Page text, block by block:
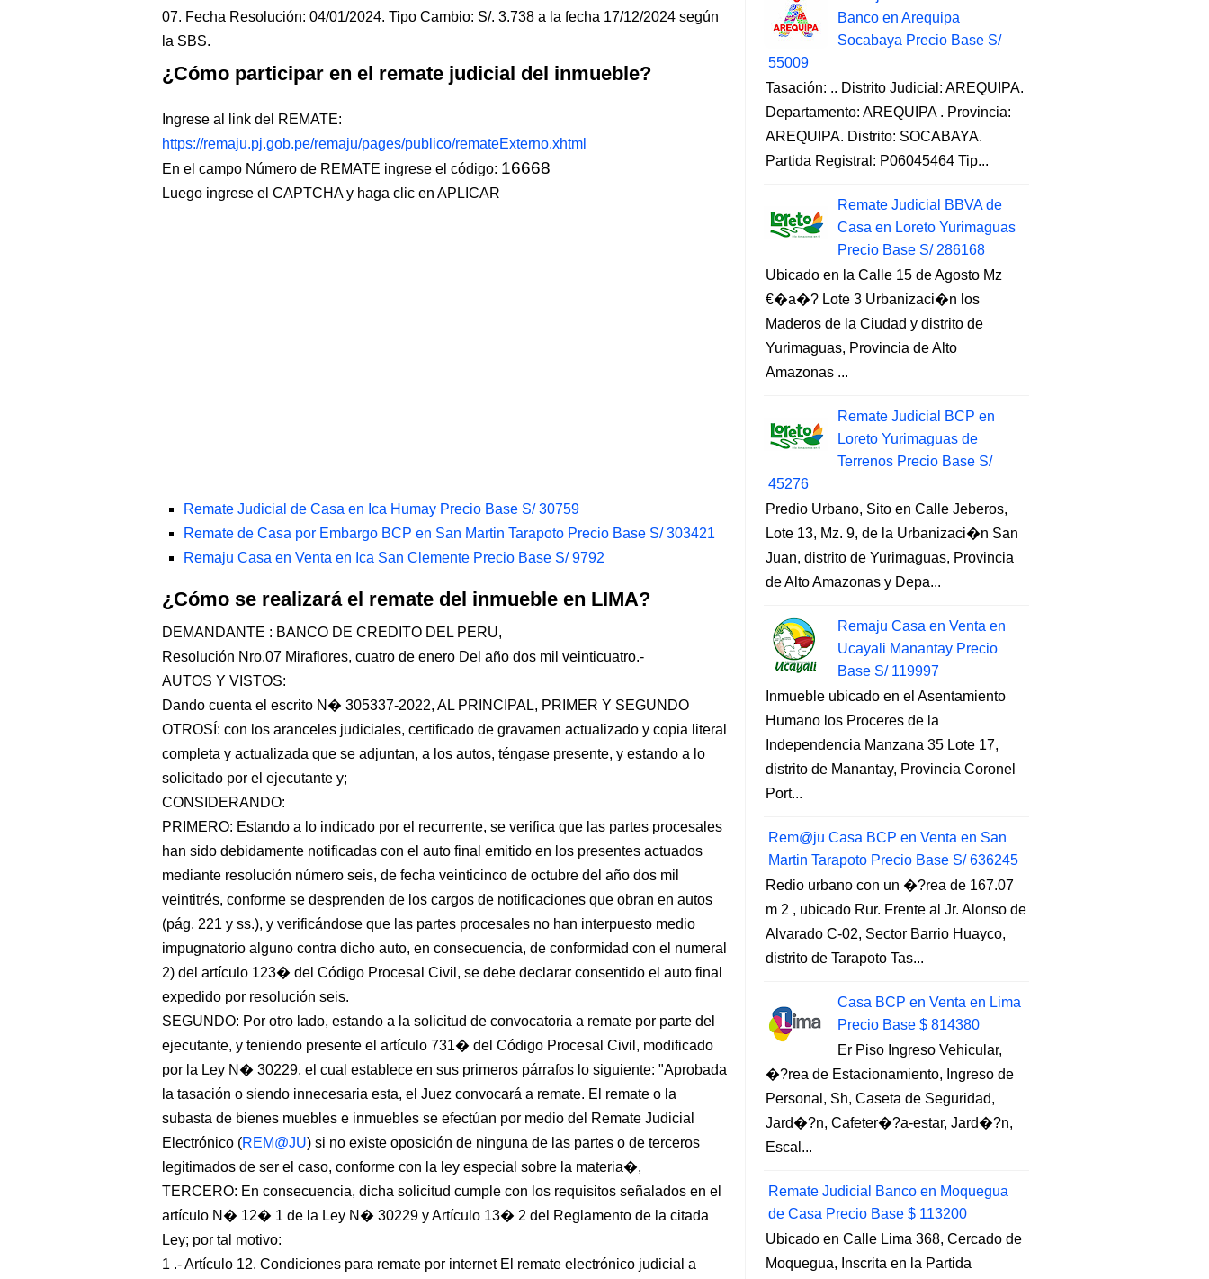
07. Fecha Resolución: 04/01/2024. Tipo Cambio: S/. 3.738 a la fecha 17/12/2024 según
la SBS.
¿Cómo participar en el remate judicial del inmueble?
Ingrese al link del REMATE:
https://remaju.pj.gob.pe/remaju/pages/publico/remateExterno.xhtml
En el campo Número de REMATE ingrese el código: 16668
Luego ingrese el CAPTCHA y haga clic en APLICAR
Remate Judicial de Casa en Ica Humay Precio Base S/ 30759
Remate de Casa por Embargo BCP en San Martin Tarapoto Precio Base S/ 303421
Remaju Casa en Venta en Ica San Clemente Precio Base S/ 9792
¿Cómo se realizará el remate del inmueble en LIMA?
DEMANDANTE : BANCO DE CREDITO DEL PERU,
Resolución Nro.07 Miraflores, cuatro de enero Del año dos mil veinticuatro.-
AUTOS Y VISTOS:
Dando cuenta el escrito N� 305337-2022, AL PRINCIPAL, PRIMER Y SEGUNDO
OTROSÍ: con los aranceles judiciales, certificado de gravamen actualizado y copia literal
completa y actualizada que se adjuntan, a los autos, téngase presente, y estando a lo
solicitado por el ejecutante y;
CONSIDERANDO:
PRIMERO: Estando a lo indicado por el recurrente, se verifica que las partes procesales
han sido debidamente notificadas con el auto final emitido en los presentes actuados
mediante resolución número seis, de fecha veinticinco de octubre del año dos mil
veintitrés, conforme se desprenden de los cargos de notificaciones que obran en autos
(pág. 221 y ss.), y verificándose que las partes procesales no han interpuesto medio
impugnatorio alguno contra dicho auto, en consecuencia, de conformidad con el numeral
2) del artículo 123� del Código Procesal Civil, se debe declarar consentido el auto final
expedido por resolución seis.
SEGUNDO: Por otro lado, estando a la solicitud de convocatoria a remate por parte del
ejecutante, y teniendo presente el artículo 731� del Código Procesal Civil, modificado
por la Ley N� 30229, el cual establece en sus primeros párrafos lo siguiente: "Aprobada
la tasación o siendo innecesaria esta, el Juez convocará a remate. El remate o la
subasta de bienes muebles e inmuebles se efectúan por medio del Remate Judicial
Electrónico (REM@JU) si no existe oposición de ninguna de las partes o de terceros
legitimados de ser el caso, conforme con la ley especial sobre la materia�,
TERCERO: En consecuencia, dicha solicitud cumple con los requisitos señalados en el
artículo N� 12� 1 de la Ley N� 30229 y Artículo 13� 2 del Reglamento de la citada
Ley; por tal motivo:
1 .- Artículo 12. Condiciones para remate por internet El remate electrónico judicial a
Banco en Arequipa
Socabaya Precio Base S/
55009
Tasación: .. Distrito Judicial: AREQUIPA.
Departamento: AREQUIPA . Provincia:
AREQUIPA. Distrito: SOCABAYA.
Partida Registral: P06045464 Tip...
Remate Judicial BBVA de
Casa en Loreto Yurimaguas
Precio Base S/ 286168
Ubicado en la Calle 15 de Agosto Mz
€�a�? Lote 3 Urbanizaci�n los
Maderos de la Ciudad y distrito de
Yurimaguas, Provincia de Alto
Amazonas ...
Remate Judicial BCP en
Loreto Yurimaguas de
Terrenos Precio Base S/
45276
Predio Urbano, Sito en Calle Jeberos,
Lote 13, Mz. 9, de la Urbanizaci�n San
Juan, distrito de Yurimaguas, Provincia
de Alto Amazonas y Depa...
Remaju Casa en Venta en
Ucayali Manantay Precio
Base S/ 119997
Inmueble ubicado en el Asentamiento
Humano los Proceres de la
Independencia Manzana 35 Lote 17,
distrito de Manantay, Provincia Coronel
Port...
Rem@ju Casa BCP en Venta en San
Martin Tarapoto Precio Base S/ 636245
Redio urbano con un �?rea de 167.07
m 2 , ubicado Rur. Frente al Jr. Alonso de
Alvarado C-02, Sector Barrio Huayco,
distrito de Tarapoto Tas...
Casa BCP en Venta en Lima
Precio Base $ 814380
Er Piso Ingreso Vehicular,
�?rea de Estacionamiento, Ingreso de
Personal, Sh, Caseta de Seguridad,
Jard�?n, Cafeter�?a-estar, Jard�?n,
Escal...
Remate Judicial Banco en Moquegua
de Casa Precio Base $ 113200
Ubicado en Calle Lima 368, Cercado de
Moquegua, Inscrita en la Partida